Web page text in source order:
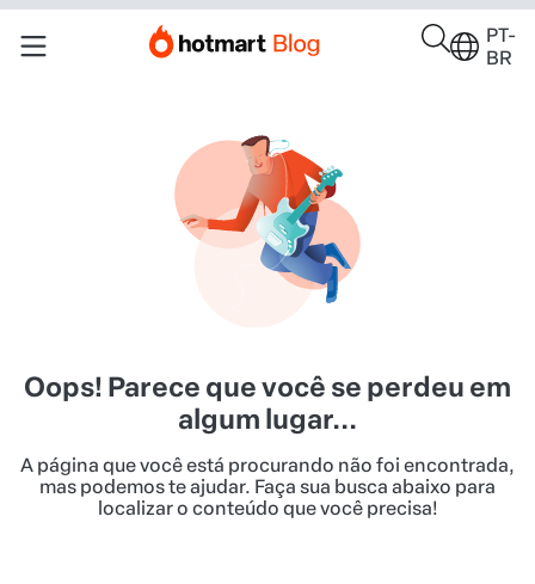
PT-
BR
Oops! Parece que você se perdeu em
algum lugar...
A página que você está procurando não foi encontrada,
mas podemos te ajudar. Faça sua busca abaixo para
localizar o conteúdo que você precisa!